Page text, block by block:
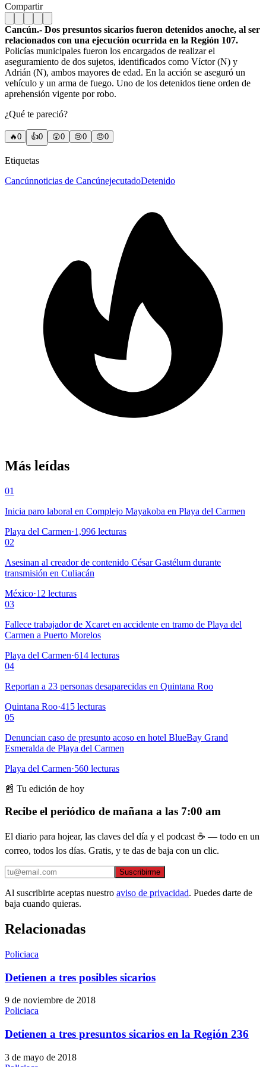
Compartir
Cancún.- Dos presuntos sicarios fueron detenidos anoche, al ser
relacionados con una ejecución ocurrida en la Región 107.
Policías municipales fueron los encargados de realizar el
aseguramiento de dos sujetos, identificados como Víctor (N) y
Adrián (N), ambos mayores de edad. En la acción se aseguró un
vehículo y un arma de fuego. Uno de los detenidos tiene orden de
aprehensión vigente por robo.
¿Qué te pareció?
🔥0 👍0 😲0 😢0 😠0
Etiquetas
Cancúnnoticias de CancúnejecutadoDetenido
Más leídas
01
Inicia paro laboral en Complejo Mayakoba en Playa del Carmen
Playa del Carmen·1,996 lecturas
02
Asesinan al creador de contenido César Gastélum durante
transmisión en Culiacán
México·12 lecturas
03
Fallece trabajador de Xcaret en accidente en tramo de Playa del
Carmen a Puerto Morelos
Playa del Carmen·614 lecturas
04
Reportan a 23 personas desaparecidas en Quintana Roo
Quintana Roo·415 lecturas
05
Denuncian caso de presunto acoso en hotel BlueBay Grand
Esmeralda de Playa del Carmen
Playa del Carmen·560 lecturas
📰 Tu edición de hoy
Recibe el periódico de mañana a las 7:00 am
El diario para hojear, las claves del día y el podcast ☕ — todo en un
correo, todos los días. Gratis, y te das de baja con un clic.
Suscribirme
Al suscribirte aceptas nuestro aviso de privacidad. Puedes darte de
baja cuando quieras.
Relacionadas
Policiaca
Detienen a tres posibles sicarios
9 de noviembre de 2018
Policiaca
Detienen a tres presuntos sicarios en la Región 236
3 de mayo de 2018